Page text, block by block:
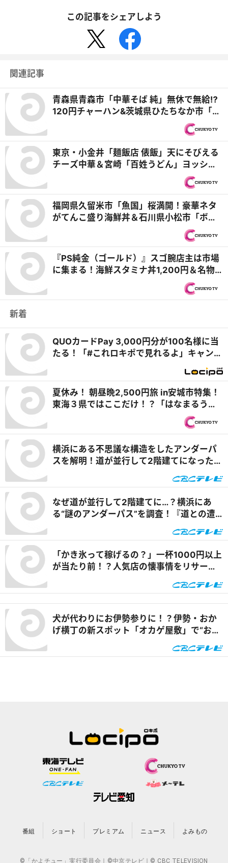
この記事をシェアしよう
関連記事
青森県青森市「中華そば 純」無休で無給⁉
120円チャーハン&茨城県ひたちなか市「天
狗鮨」48年間値上げなし！本格職人が握る
東京・小金井「麺飯店 俵飯」天にそびえる
チーズ中華＆宮崎「百姓うどん」ヨッシャ
ー店主のタワーかき氷！『オモウマい店』
福岡県久留米市「魚国」桜満開！豪華ネタ
がてんこ盛り海鮮丼＆石川県小松市「ボブ
ハウス」35㎝⁉超ロングホットドッグ『オ
『PS純金（ゴールド）』スゴ腕店主は市場
に集まる！海鮮スタミナ丼1,200円＆名物
新着
QUOカードPay 3,000円分が100名様に当
たる！「#これロキポで見れるよ」キャンペ
夏休み！ 朝昼晩2,500円旅 in安城市特集！
東海３県ではここだけ！？「はなまるうど
ん×吉野家 安城横山店」牛丼とうどんの最
強コラボで可能性は無限大！＆「福来源」
目！ 『PS純金（ゴールド）』
横浜にある不思議な構造をしたアンダーパ
スを解明！道が並行して2階建てになったワ
なぜ道が並行して2階建てに…？横浜にあ
る“謎のアンダーパス”を調査！『道との遭
「かき氷って稼げるの？」一杯1000円以上
が当たり前！？人気店の懐事情をリサーチ
犬が代わりにお伊勢参りに！？伊勢・おか
げ横丁の新スポット「オカゲ屋敷」で“おか
番組 ショート プレミアム ニュース よみもの
©「かよチュー」実行委員会｜©中京テレビ｜© CBC TELEVISION